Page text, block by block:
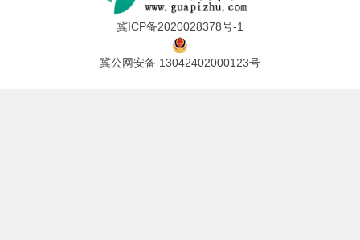
冀ICP备2020028378号-1
冀公网安备 13042402000123号